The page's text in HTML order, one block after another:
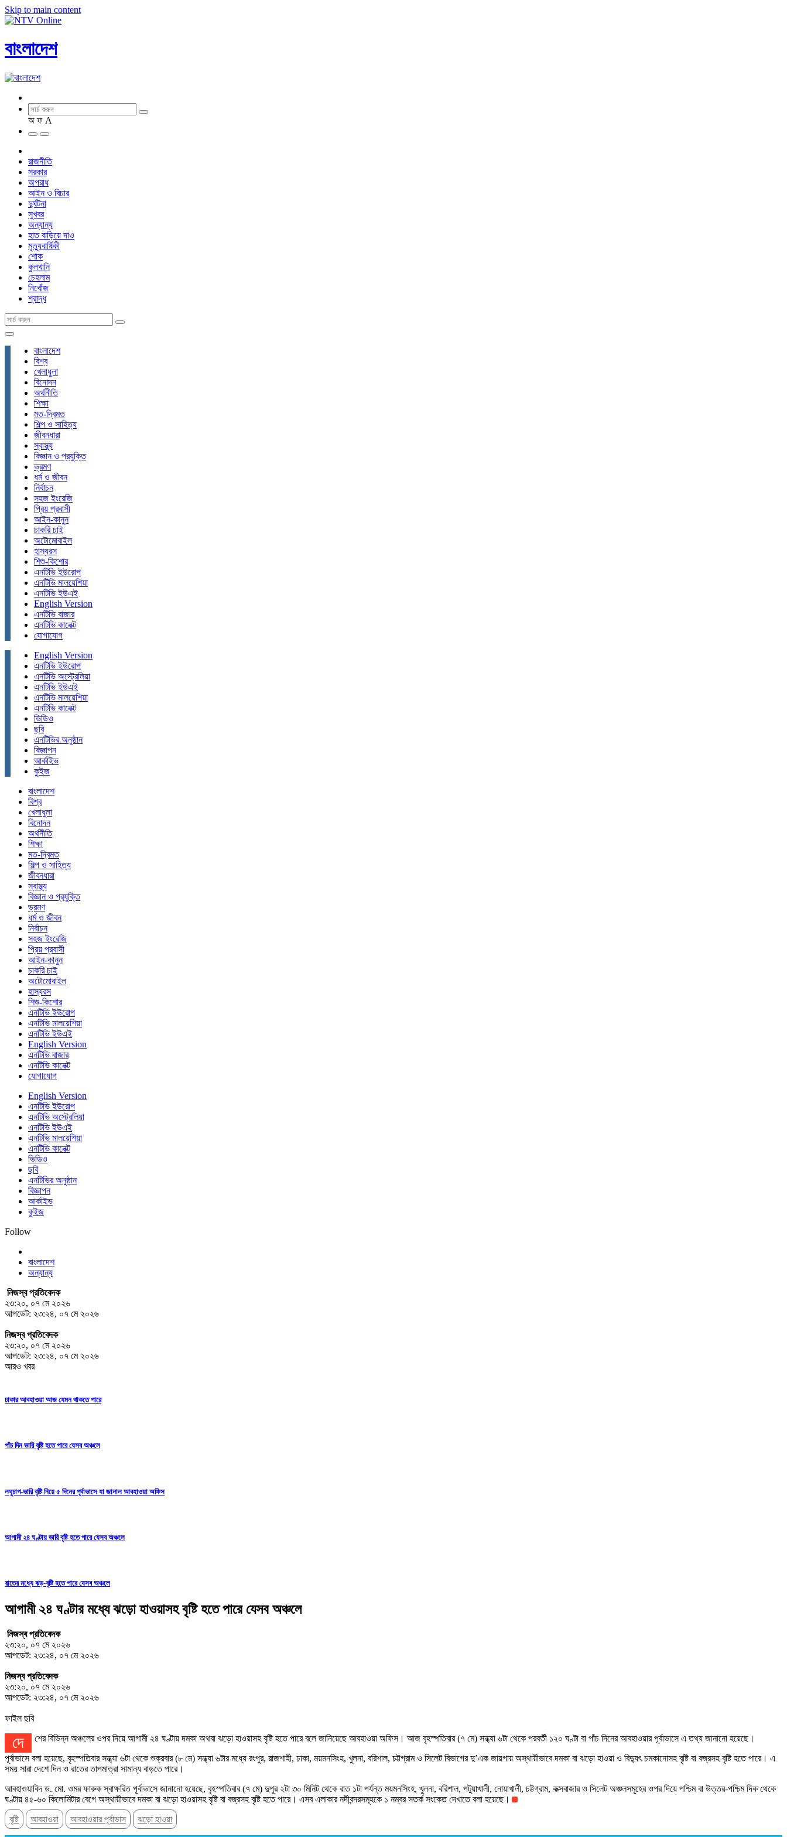
Skip to main content
বাংলাদেশ
অ ফ A
রাজনীতি
সরকার
অপরাধ
আইন ও বিচার
দুর্ঘটনা
সুখবর
অন্যান্য
হাত বাড়িয়ে দাও
মৃত্যুবার্ষিকী
শোক
কুলখানি
চেহলাম
নিখোঁজ
শ্রাদ্ধ
বাংলাদেশ
বিশ্ব
খেলাধুলা
বিনোদন
অর্থনীতি
শিক্ষা
মত-দ্বিমত
শিল্প ও সাহিত্য
জীবনধারা
স্বাস্থ্য
বিজ্ঞান ও প্রযুক্তি
ভ্রমণ
ধর্ম ও জীবন
নির্বাচন
সহজ ইংরেজি
প্রিয় প্রবাসী
আইন-কানুন
চাকরি চাই
অটোমোবাইল
হাস্যরস
শিশু-কিশোর
এনটিভি ইউরোপ
এনটিভি মালয়েশিয়া
এনটিভি ইউএই
English Version
এনটিভি বাজার
এনটিভি কানেক্ট
যোগাযোগ
English Version
এনটিভি ইউরোপ
এনটিভি অস্ট্রেলিয়া
এনটিভি ইউএই
এনটিভি মালয়েশিয়া
এনটিভি কানেক্ট
ভিডিও
ছবি
এনটিভির অনুষ্ঠান
বিজ্ঞাপন
আর্কাইভ
কুইজ
বাংলাদেশ
বিশ্ব
খেলাধুলা
বিনোদন
অর্থনীতি
শিক্ষা
মত-দ্বিমত
শিল্প ও সাহিত্য
জীবনধারা
স্বাস্থ্য
বিজ্ঞান ও প্রযুক্তি
ভ্রমণ
ধর্ম ও জীবন
নির্বাচন
সহজ ইংরেজি
প্রিয় প্রবাসী
আইন-কানুন
চাকরি চাই
অটোমোবাইল
হাস্যরস
শিশু-কিশোর
এনটিভি ইউরোপ
এনটিভি মালয়েশিয়া
এনটিভি ইউএই
English Version
এনটিভি বাজার
এনটিভি কানেক্ট
যোগাযোগ
English Version
এনটিভি ইউরোপ
এনটিভি অস্ট্রেলিয়া
এনটিভি ইউএই
এনটিভি মালয়েশিয়া
এনটিভি কানেক্ট
ভিডিও
ছবি
এনটিভির অনুষ্ঠান
বিজ্ঞাপন
আর্কাইভ
কুইজ
Follow
বাংলাদেশ
অন্যান্য
নিজস্ব প্রতিবেদক
২৩:২০, ০৭ মে ২০২৬
আপডেট: ২৩:২৪, ০৭ মে ২০২৬
নিজস্ব প্রতিবেদক
২৩:২০, ০৭ মে ২০২৬
আপডেট: ২৩:২৪, ০৭ মে ২০২৬
আরও খবর
ঢাকার আবহাওয়া আজ যেমন থাকতে পারে
পাঁচ দিন ভারি বৃষ্টি হতে পারে যেসব অঞ্চলে
লঘুচাপ-ভারি বৃষ্টি নিয়ে ৫ দিনের পূর্বাভাসে যা জানাল আবহাওয়া অফিস
আগামী ২৪ ঘণ্টায় ভারি বৃষ্টি হতে পারে যেসব অঞ্চলে
রাতের মধ্যে ঝড়-বৃষ্টি হতে পারে যেসব অঞ্চলে
আগামী ২৪ ঘণ্টার মধ্যে ঝড়ো হাওয়াসহ বৃষ্টি হতে পারে যেসব অঞ্চলে
নিজস্ব প্রতিবেদক
২৩:২০, ০৭ মে ২০২৬
আপডেট: ২৩:২৪, ০৭ মে ২০২৬
নিজস্ব প্রতিবেদক
২৩:২০, ০৭ মে ২০২৬
আপডেট: ২৩:২৪, ০৭ মে ২০২৬
ফাইল ছবি
দেশের বিভিন্ন অঞ্চলের ওপর দিয়ে আগামী ২৪ ঘণ্টায় দমকা অথবা ঝড়ো হাওয়াসহ বৃষ্টি হতে পারে বলে জানিয়েছে আবহাওয়া অফিস। আজ বৃহস্পতিবার (৭ মে) সন্ধ্যা ৬টা থেকে পরবর্তী ১২০ ঘণ্টা বা পাঁচ দিনের আবহাওয়ার পূর্বাভাসে এ তথ্য জানানো হয়েছে।
পূর্বাভাসে বলা হয়েছে, বৃহস্পতিবার সন্ধ্যা ৬টা থেকে শুক্রবার (৮ মে) সন্ধ্যা ৬টার মধ্যে রংপুর, রাজশাহী, ঢাকা, ময়মনসিংহ, খুলনা, বরিশাল, চট্টগ্রাম ও সিলেট বিভাগের দু’এক জায়গায় অস্থায়ীভাবে দমকা বা ঝড়ো হাওয়া ও বিদ্যুৎ চমকানোসহ বৃষ্টি বা বজ্রসহ বৃষ্টি হতে পারে। এ
সময় সারা দেশে দিন ও রাতের তাপমাত্রা সামান্য বাড়তে পারে।
আবহাওয়াবিদ ড. মো. ওমর ফারুক স্বাক্ষরিত পূর্বাভাসে জানানো হয়েছে, বৃহস্পতিবার (৭ মে) দুপুর ২টা ৩০ মিনিট থেকে রাত ১টা পর্যন্ত ময়মনসিংহ, খুলনা, বরিশাল, পটুয়াখালী, নোয়াখালী, চট্টগ্রাম, কক্সবাজার ও সিলেট অঞ্চলসমূহের ওপর দিয়ে পশ্চিম বা উত্তর-পশ্চিম দিক থেকে
ঘণ্টায় ৪৫-৬০ কিলোমিটার বেগে অস্থায়ীভাবে দমকা বা ঝড়ো হাওয়াসহ বৃষ্টি বা বজ্রসহ বৃষ্টি হতে পারে। এসব এলাকার নদীবন্দরসমূহকে ১ নম্বর সতর্ক সংকেত দেখাতে বলা হয়েছে।
বৃষ্টি
আবহাওয়া আবহাওয়ার পূর্বাভাস ঝড়ো হাওয়া